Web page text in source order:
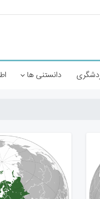
دانستنی ها